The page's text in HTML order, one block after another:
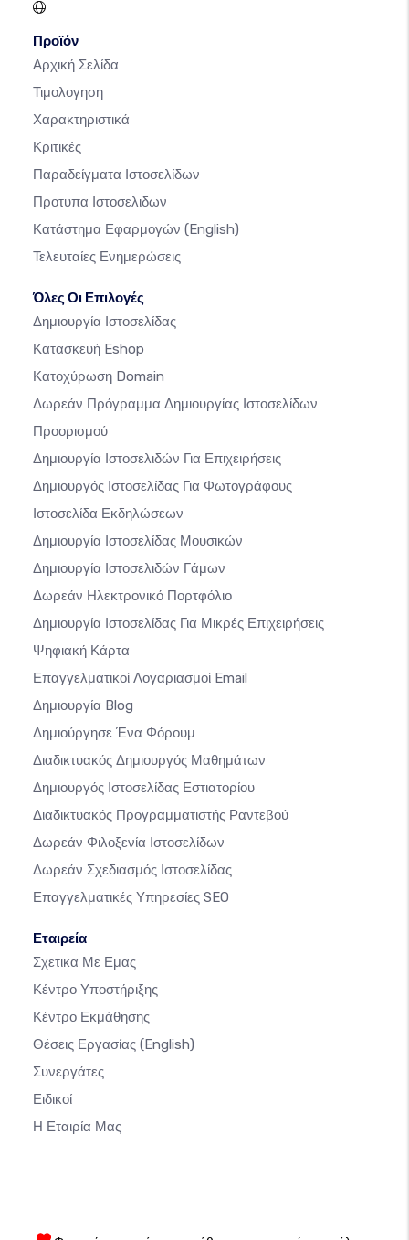
Προϊόν
Αρχική Σελίδα
Τιμολογηση
Χαρακτηριστικά
Κριτικές
Παραδείγματα Ιστοσελίδων
Προτυπα Ιστοσελιδων
Κατάστημα Εφαρμογών (English)
Τελευταίες Ενημερώσεις
Όλες Οι Επιλογές
Δημιουργία Ιστοσελίδας
Κατασκευή Eshop
Κατοχύρωση Domain
Δωρεάν Πρόγραμμα Δημιουργίας Ιστοσελίδων
Προορισμού
Δημιουργία Ιστοσελιδών Για Επιχειρήσεις
Δημιουργός Ιστοσελίδας Για Φωτογράφους
Ιστοσελίδα Εκδηλώσεων
Δημιουργία Ιστοσελίδας Μουσικών
Δημιουργία Ιστοσελιδών Γάμων
Δωρεάν Ηλεκτρονικό Πορτφόλιο
Δημιουργία Ιστοσελίδας Για Μικρές Επιχειρήσεις
Ψηφιακή Κάρτα
Επαγγελματικοί Λογαριασμοί Email
Δημιουργία Blog
Δημιούργησε Ένα Φόρουμ
Διαδικτυακός Δημιουργός Μαθημάτων
Δημιουργός Ιστοσελίδας Εστιατορίου
Διαδικτυακός Προγραμματιστής Ραντεβού
Δωρεάν Φιλοξενία Ιστοσελίδων
Δωρεάν Σχεδιασμός Ιστοσελίδας
Επαγγελματικές Υπηρεσίες SEO
Εταιρεία
Σχετικα Με Εμας
Κέντρο Υποστήριξης
Κέντρο Εκμάθησης
Θέσεις Εργασίας (English)
Συνεργάτες
Ειδικοί
Η Εταιρία Μας